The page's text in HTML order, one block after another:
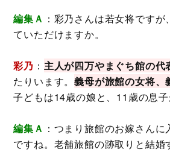
編集Ａ ：彩乃さんは若女将ですが
ていただけますか。
彩乃 ： 主人が四万やまぐち館の代
たりいます。義母が旅館の女将、
子どもは14歳の娘と、11歳の息子
編集Ａ ：つまり旅館のお嫁さんに
ですね。老舗旅館の跡取りと結婚